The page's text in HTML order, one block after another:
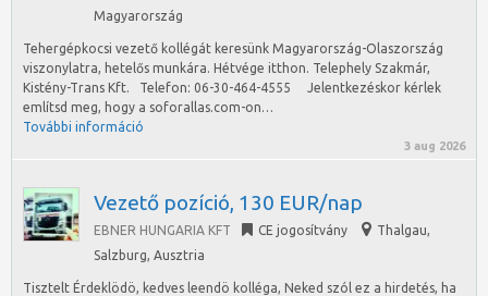
Magyarország
Tehergépkocsi vezető kollégát keresünk Magyarország-Olaszország
viszonylatra, hetelős munkára. Hétvége itthon. Telephely Szakmár,
Kistény-Trans Kft. Telefon: 06-30-464-4555 Jelentkezéskor kérlek
említsd meg, hogy a soforallas.com-on…
További információ
3 aug 2026
Vezető pozíció, 130 EUR/nap
EBNER HUNGARIA KFT CE jogosítvány Thalgau,
Salzburg, Ausztria
Tisztelt Érdeklödö, kedves leendö kolléga, Neked szól ez a hirdetés, ha